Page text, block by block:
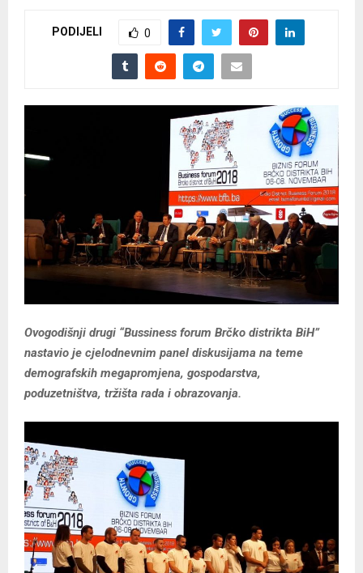
PODIJELI 0
Ovogodišnji drugi “Bussiness forum Brčko distrikta BiH”
nastavio je cjelodnevnim panel diskusijama na teme
demografskih megapromjena, gospodarstva,
poduzetništva, tržišta rada i obrazovanja.